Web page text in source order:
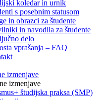
koledar in urnik
s posebnim statusom
in obrazci za študente
in navodila za študente
delo
vprašanja – FAQ
izmenjave
izmenjave
študijska praksa (SMP)